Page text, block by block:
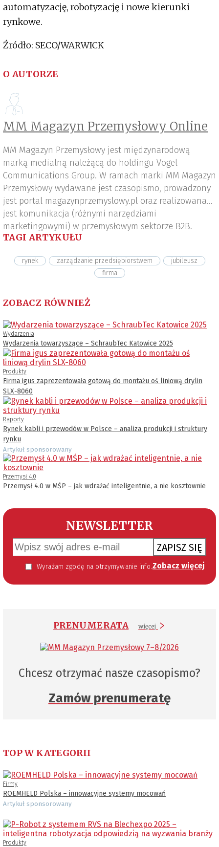
automatyzację, robotyzację i nowe kierunki
rynkowe.
Źródło: SECO/WARWICK
O AUTORZE
MM Magazyn Przemysłowy Online
MM Magazyn Przemysłowy jest międzynarodową
marką medialną należącą do holdingu Vogel
Communications Group. W ramach marki MM Magazyn
Przemysłowy wydawane jest czasopismo, prowadzony
jest portal magazynprzemyslowy.pl oraz realizowana
jest komunikacja (różnymi narzędziami
marketingowymi) w przemysłowym sektorze B2B.
TAGI ARTYKUŁU
rynek zarządzanie przedsiębiorstwem
jubileusz
firma
ZOBACZ RÓWNIEŻ
Wydarzenia
Wydarzenia towarzyszące – SchraubTec Katowice 2025
Produkty
Firma igus zaprezentowała gotową do montażu oś liniową drylin
SLX-8060
Raporty
Rynek kabli i przewodów w Polsce – analiza produkcji i struktury
rynku
Artykuł sponsorowany
Przemysł 4.0
Przemysł 4.0 w MŚP – jak wdrażać inteligentnie, a nie kosztownie
NEWSLETTER
ZAPISZ SIĘ
Wyrażam zgodę na otrzymywanie informacji handlowej kierowanej do mnie za pomocą środków komunikacji elektronicznej w szczególności poczty elektronicznej zgodnie z przepisem art. 10 ust 2 ustawy z dnia 18 lipca 2002 roku o świadczeniu usług drogą elektroniczną (Dz. U. 144 z 2002 r. poz. 1204). Zgoda jest dobrowolna, jednak jej wyrażenie jest konieczne, aby otrzymywać newsletter. Zobacz więcej
PRENUMERATA więcej
Chcesz otrzymać nasze czasopismo?
Zamów prenumeratę
TOP W KATEGORII
Firmy
ROEMHELD Polska – innowacyjne systemy mocowań
Artykuł sponsorowany
Produkty